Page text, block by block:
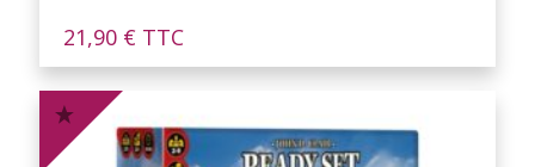
21,90 € TTC